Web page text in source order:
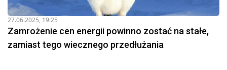
27.06.2025, 19:25
Zamrożenie cen energii powinno zostać na stałe,
zamiast tego wiecznego przedłużania